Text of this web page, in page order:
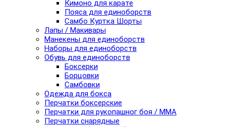
Кимоно для карате
Пояса для единоборств
Самбо Куртка Шорты
Лапы / Макивары
Манекены для единоборств
Наборы для единоборств
Обувь для единоборств
Боксерки
Борцовки
Самбовки
Одежда для бокса
Перчатки боксерские
Перчатки для рукопашног боя / ММА
Перчатки снарядные